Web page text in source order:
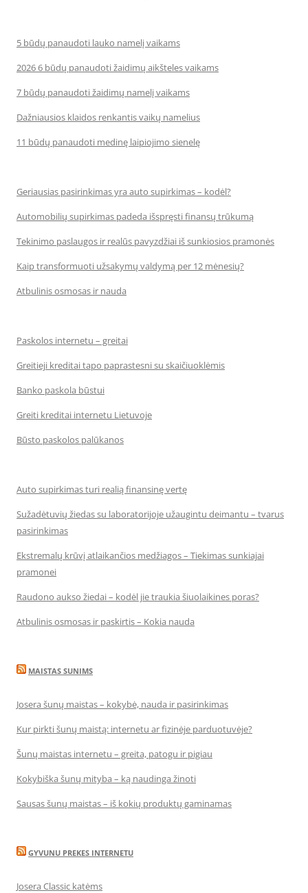
5 būdų panaudoti lauko namelį vaikams
2026 6 būdų panaudoti žaidimų aikšteles vaikams
7 būdų panaudoti žaidimų namelį vaikams
Dažniausios klaidos renkantis vaikų namelius
11 būdų panaudoti medinę laipiojimo sienelę
Geriausias pasirinkimas yra auto supirkimas – kodėl?
Automobilių supirkimas padeda išspręsti finansų trūkumą
Tekinimo paslaugos ir realūs pavyzdžiai iš sunkiosios pramonės
Kaip transformuoti užsakymų valdymą per 12 mėnesių?
Atbulinis osmosas ir nauda
Paskolos internetu – greitai
Greitieji kreditai tapo paprastesni su skaičiuoklėmis
Banko paskola būstui
Greiti kreditai internetu Lietuvoje
Būsto paskolos palūkanos
Auto supirkimas turi realią finansinę vertę
Sužadėtuvių žiedas su laboratorijoje užaugintu deimantu – tvarus
pasirinkimas
Ekstremalų krūvį atlaikančios medžiagos – Tiekimas sunkiajai
pramonei
Raudono aukso žiedai – kodėl jie traukia šiuolaikines poras?
Atbulinis osmosas ir paskirtis – Kokia nauda
MAISTAS SUNIMS
Josera šunų maistas – kokybė, nauda ir pasirinkimas
Kur pirkti šunų maistą: internetu ar fizinėje parduotuvėje?
Šunų maistas internetu – greita, patogu ir pigiau
Kokybiška šunų mityba – ką naudinga žinoti
Sausas šunų maistas – iš kokių produktų gaminamas
GYVUNU PREKES INTERNETU
Josera Classic katėms